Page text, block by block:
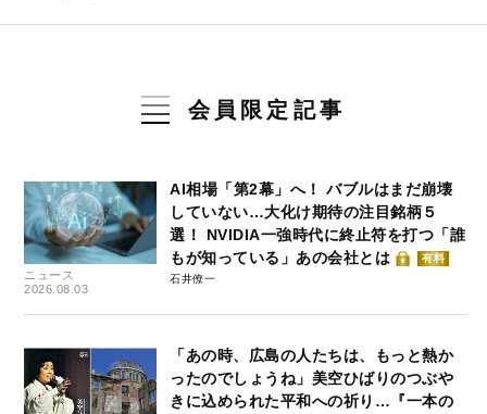
会員限定記事
ニュース
2026.08.03
AI相場「第2幕」へ！ バブルはまだ崩壊
していない…大化け期待の注目銘柄５
選！ NVIDIA一強時代に終止符を打つ「誰
もが知っている」あの会社とは
有料
石井僚一
「あの時、広島の人たちは、もっと熱か
ったのでしょうね」美空ひばりのつぶや
きに込められた平和への祈り…『一本の